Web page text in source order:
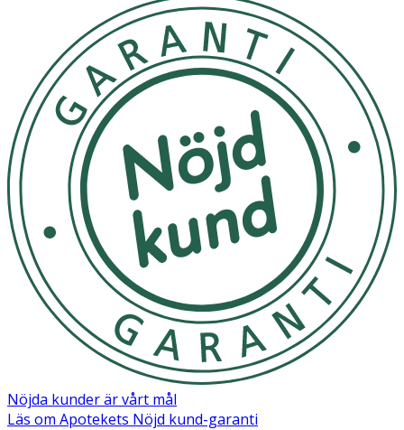
disodium edta, geraniol, hydrocycitronellal, linalool, peg-7
glyceryl cocoate, peg-40 hydrogenated castor oil, peg-
200 hydrogenated glyceryl palmate, sodium benzoate,
zinc gluconate, parfum.
Nöjda kunder är vårt mål
Läs om Apotekets Nöjd kund-garanti